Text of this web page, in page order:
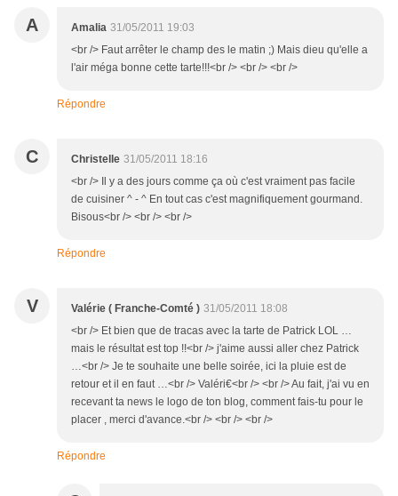
A Amalia 31/05/2011 19:03
<br /> Faut arrêter le champ des le matin ;) Mais dieu qu'elle a
l'air méga bonne cette tarte!!!<br /> <br /> <br />
Répondre
C Christelle 31/05/2011 18:16
<br /> Il y a des jours comme ça où c'est vraiment pas facile
de cuisiner ^ - ^ En tout cas c'est magnifiquement gourmand.
Bisous<br /> <br /> <br />
Répondre
V Valérie ( Franche-Comté ) 31/05/2011 18:08
<br /> Et bien que de tracas avec la tarte de Patrick LOL …
mais le résultat est top !!<br /> j'aime aussi aller chez Patrick
…<br /> Je te souhaite une belle soirée, ici la pluie est de
retour et il en faut …<br /> Valéri€<br /> <br /> Au fait, j'ai vu en
recevant ta news le logo de ton blog, comment fais-tu pour le
placer , merci d'avance.<br /> <br /> <br />
Répondre